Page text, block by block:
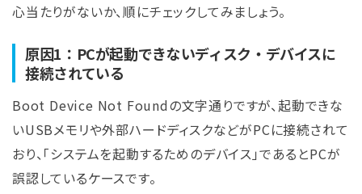
心当たりがないか、順にチェックしてみましょう。
原因1：PCが起動できないディスク・デバイスに
接続されている
Boot Device Not Foundの文字通りですが、起動できな
いUSBメモリや外部ハードディスクなどがPCに接続されて
おり、「システムを起動するためのデバイス」であるとPCが
誤認しているケースです。